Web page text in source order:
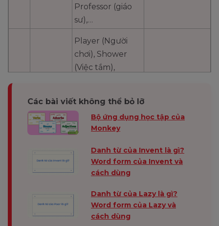
Professor (giáo
sư),…
Player (Người
chơi), Shower
(Việc tắm),
nghiệp),
Member (Thành
viên)
Artist (Nhà nghệ
sĩ), Guitarist
Specialist
(Chuyên viên),
Tourist (Hành
Các bài viết không thể bỏ lỡ
Bộ ứng dụng học tập của
Monkey
Danh từ của Invent là gì?
Word form của Invent và
cách dùng
Danh từ của Lazy là gì?
Word form của Lazy và
cách dùng